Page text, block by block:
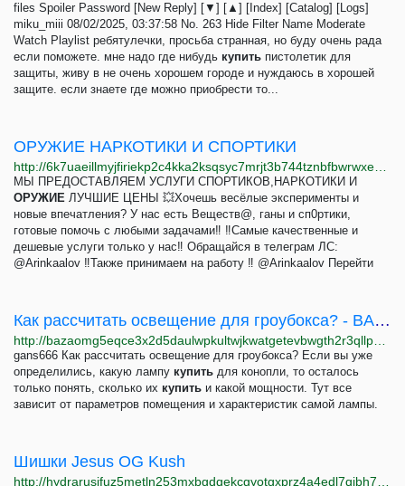
files Spoiler Password [New Reply] [▼] [▲] [Index] [Catalog] [Logs]
miku_miii 08/02/2025, 03:37:58 No. 263 Hide Filter Name Moderate
Watch Playlist ребятулечки, просьба странная, но буду очень рада
если поможете. мне надо где нибудь купить пистолетик для
защиты, живу в не очень хорошем городе и нуждаюсь в хорошей
защите. если знаете где можно приобрести то...
ОРУЖИЕ НАРКОТИКИ И СПОРТИКИ
МЫ ПРЕДОСТАВЛЯЕМ УСЛУГИ СПОРТИКОВ,НАРКОТИКИ И
ОРУЖИЕ ЛУЧШИЕ ЦЕНЫ 💥Хочешь весёлые эксперименты и
новые впечатления? У нас есть Beщeств@, ганы и сп0ртики,
готовые помочь с любыми задачами‼️ ‼️Самые качественные и
дешевые услуги только у нас‼️ Обращайся в телеграм ЛС:
@Arinkaalov ‼️Также принимаем на работу ‼️ @Arinkaalov Перейти
Как рассчитать освещение для гроубокса? - BAZA!
gans666 Как рассчитать освещение для гроубокса? Если вы уже
определились, какую лампу купить для конопли, то осталось
только понять, сколько их купить и какой мощности. Тут все
зависит от параметров помещения и характеристик самой лампы.
Шишки Jesus OG Kush